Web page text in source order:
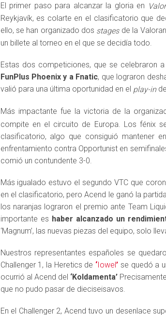
El primer paso para alcanzar la gloria en
Reykjavík, es colarte en el clasificatorio que
ello, se han organizado dos stagesde la
un billete al torneo en el que se decidía todo.
Estas dos competiciones, que se celebraron
FunPlus Phoenix y a Fnatic, que lograron
valió para una última oportunidad en el play-in
Más impactante fue la victoria de la
compite en el circuito de Europa. Los fénix
clasificatorio, algo que consiguió mantener
enfrentamiento contra Opportunist en
comió un contundente 3-0.
Más igualado estuvo el segundo VTC que
en el clasificatorio, pero Acend le ganó la
los naranjas lograron el premio ante Team
importante es haber alcanzado un
‘Magnum’, las nuevas piezas del equipo, solo
Nuestros representantes españoles se
Challenger 1, la Heretics de ‘Iowel’ se quedó a
ocurrió al Acend del ‘Koldamenta’
que no pudo pasar de dieciseisavos.
En el Challenger 2, Acend tuvo un desenlace